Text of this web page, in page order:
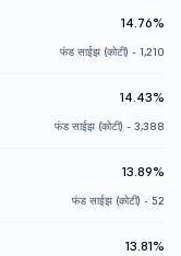
14.76%
फंड साईझ (कोटी) - 1,210
14.43%
फंड साईझ (कोटी) - 3,388
13.89%
फंड साईझ (कोटी) - 52
13.81%